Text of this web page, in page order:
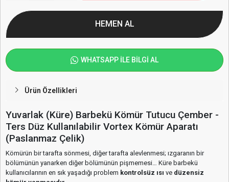
HEMEN AL
WHATSAPP İLE BİLGİ AL
Ürün Özellikleri
Yuvarlak (Küre) Barbekü Kömür Tutucu Çember -
Ters Düz Kullanılabilir Vortex Kömür Aparatı
(Paslanmaz Çelik)
Kömürün bir tarafta sönmesi, diğer tarafta alevlenmesi; ızgaranın bir
bölümünün yanarken diğer bölümünün pişmemesi… Küre barbekü
kullanıcılarının en sık yaşadığı problem kontrolsüz ısı ve düzensiz